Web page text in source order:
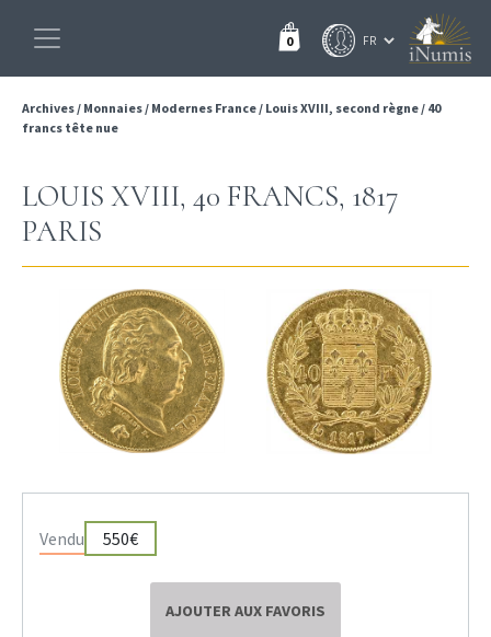
0
Archives/ Monnaies/ Modernes France/ Louis XVIII, second règne/ 40
francs tête nue
LOUIS XVIII, 40 FRANCS, 1817
PARIS
Vendu 550€
AJOUTER AUX FAVORIS